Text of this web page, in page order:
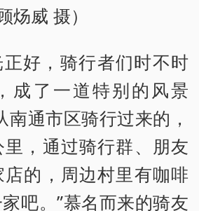
炀威 摄）
好，骑行者们时不时
成了一道特别的风景
南通市区骑行过来的，
，通过骑行群、朋友
的，周边村里有咖啡
吧。”慕名而来的骑友